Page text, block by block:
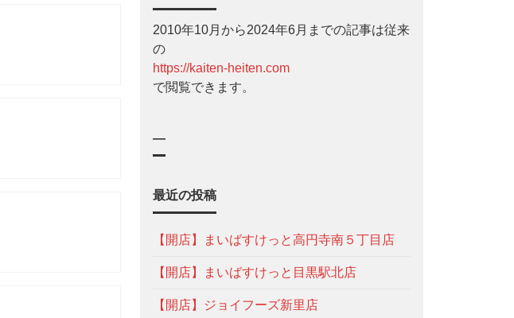
2010年10月から2024年6月までの記事は従来
の
https://kaiten-heiten.com
で閲覧できます。
—
最近の投稿
【開店】まいばすけっと高円寺南５丁目店
【開店】まいばすけっと目黒駅北店
【開店】ジョイフーズ新里店